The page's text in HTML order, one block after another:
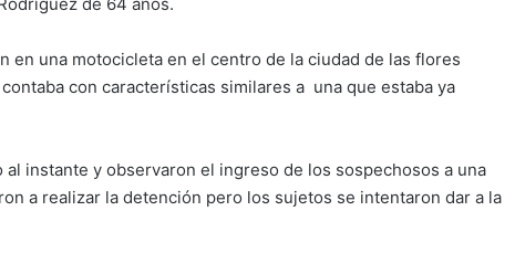
en una motocicleta en el centro de la ciudad de las flores
con características similares a una que estaba ya
instante y observaron el ingreso de los sospechosos a una
a realizar la detención pero los sujetos se intentaron dar a la